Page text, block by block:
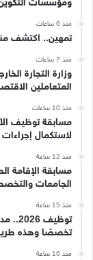
منذ 6 ساعات
تمهين.. اكتشف
منذ 7 ساعات
وزارة التجارة
المتعاملين
منذ 10 ساعات
لاستكمال
منذ 12 ساعة
الجامعات
منذ 15 ساعة
تخصصًا وهذه
منذ 16 ساعة